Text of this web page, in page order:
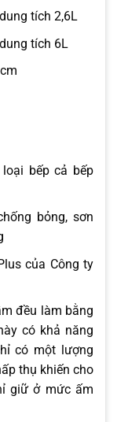
tích 2,6L
tích 6L
bếp cả bếp
bỏng, sơn
của Công ty
đều làm bằng
có khả năng
có một lượng
thụ khiến cho
giữ ở mức ấm